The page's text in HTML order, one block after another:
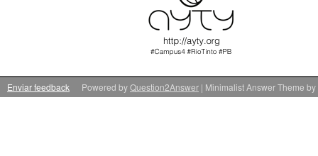
Enviar feedback | Minimalist Answer Theme by
Powered byQuestion2Answer